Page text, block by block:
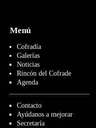
Menú
Cofradía
Galerías
Noticias
Rincón del Cofrade
Agenda
Contacto
Ayúdanos a mejorar
Secretaría